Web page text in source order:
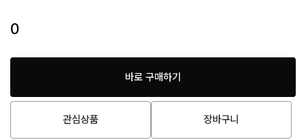
0
바로 구매하기
관심상품 장바구니